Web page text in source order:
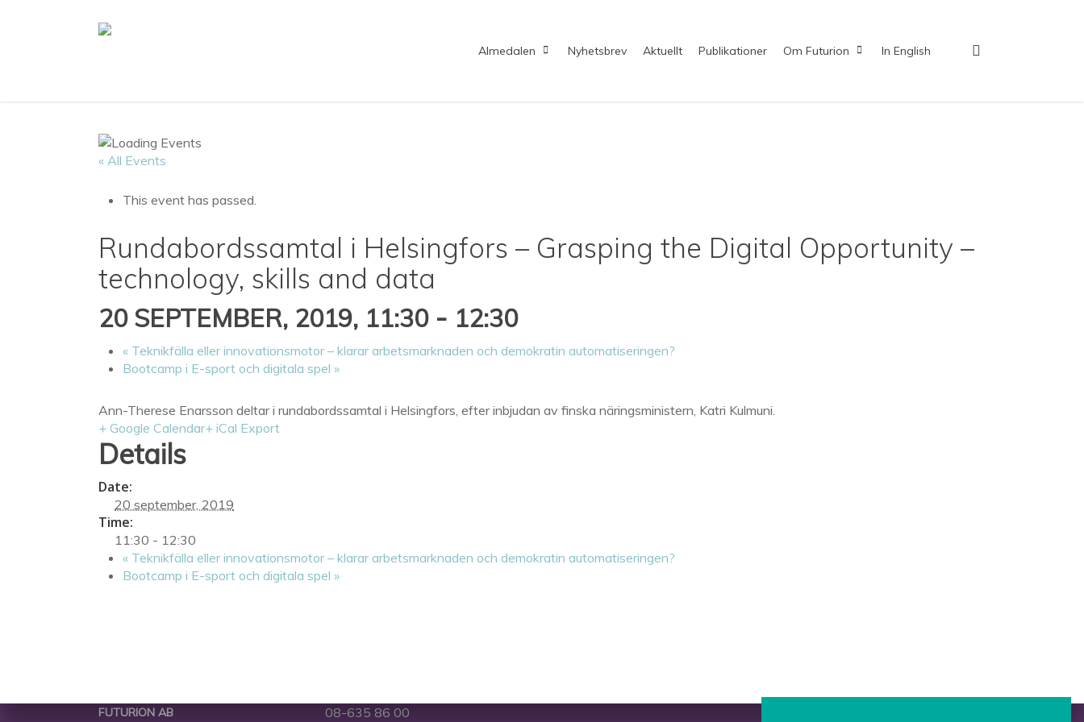
Almedalen Nyhetsbrev Aktuellt Publikationer Om Futurion In English
« All Events
This event has passed.
Rundabordssamtal i Helsingfors – Grasping the Digital Opportunity –
technology, skills and data
20 SEPTEMBER, 2019, 11:30- 12:30
« Teknikfälla eller innovationsmotor – klarar arbetsmarknaden och demokratin automatiseringen?
Bootcamp i E-sport och digitala spel »
Ann-Therese Enarsson deltar i rundabordssamtal i Helsingfors, efter inbjudan av finska näringsministern, Katri Kulmuni.
+ Google Calendar+ iCal Export
Details
Date:
20 september, 2019
Time:
11:30 - 12:30
« Teknikfälla eller innovationsmotor – klarar arbetsmarknaden och demokratin automatiseringen?
Bootcamp i E-sport och digitala spel »
FUTURION AB 08-635 86 00